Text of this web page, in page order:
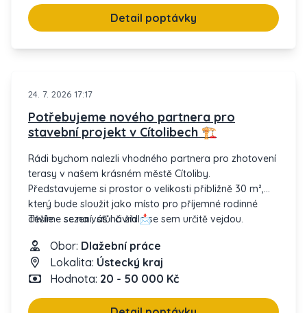
– Délka: 33 bm
– Výška: 2200 mm
– Tloušťka: cca 30 cm
📍 Místo: Jihlava
Pokud máte zkušenosti a chuť se do toho pustit,
kontaktujte nás!
Těšíme se na vaše nabídky.
Detail poptávky
24. 7. 2026 17:17
Potřebujeme nového partnera pro
stavební projekt v Cítolibech 🏗️
Rádi bychom nalezli vhodného partnera pro zhotovení
terasy v našem krásném městě Cítoliby.
Představujeme si prostor o velikosti přibližně 30 m²,
který bude sloužit jako místo pro příjemné rodinné
chvíle – sezení, stůl či židle se sem určitě vejdou.
Termín realizace necháváme na dohodě, chceme však,
abychom měli dostatek času na plánování.
se nám ozvete.
Těšíme se na váš návrh 📩
Obor: Dlažební práce
Lokalita: Ústecký kraj
Hodnota: 20 - 50 000 Kč